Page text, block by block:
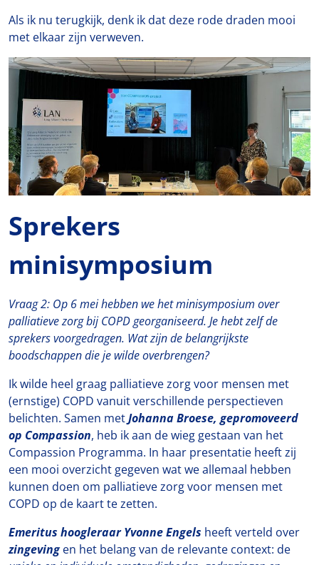
Als ik nu terugkijk, denk ik dat deze rode draden mooi
met elkaar zijn verweven.
Sprekers
minisymposium
Vraag 2: Op 6 mei hebben we het minisymposium over
palliatieve zorg bij COPD georganiseerd. Je hebt zelf de
sprekers voorgedragen. Wat zijn de belangrijkste
boodschappen die je wilde overbrengen?
Ik wilde heel graag palliatieve zorg voor mensen met
(ernstige) COPD vanuit verschillende perspectieven
belichten. Samen metJohanna Broese, gepromoveerd
op Compassion, heb ik aan de wieg gestaan van het
Compassion Programma. In haar presentatie heeft zij
een mooi overzicht gegeven wat we allemaal hebben
kunnen doen om palliatieve zorg voor mensen met
COPD op de kaart te zetten.
Emeritus hoogleraar Yvonne Engels heeft verteld over
zingevingen het belang van de relevante context: de